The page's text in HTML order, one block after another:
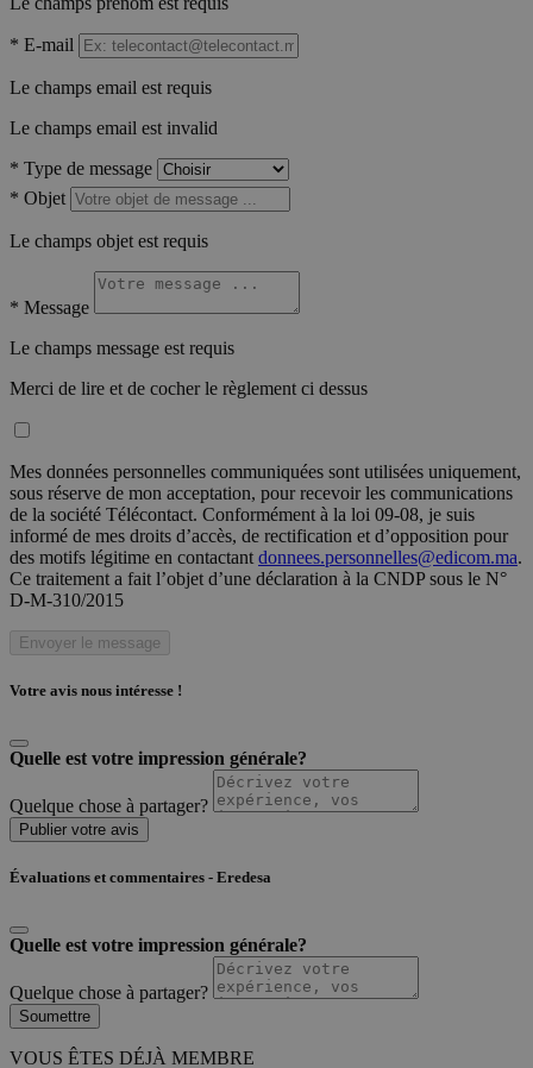
* E-mail
Le champs email est requis
Le champs email est invalid
* Type de message
* Objet
Le champs objet est requis
* Message
Le champs message est requis
Merci de lire et de cocher le règlement ci dessus
Mes données personnelles communiquées sont utilisées uniquement,
sous réserve de mon acceptation, pour recevoir les communications
de la société Télécontact. Conformément à la loi 09-08, je suis
informé de mes droits d’accès, de rectification et d’opposition pour
des motifs légitime en contactant donnees.personnelles@edicom.ma.
Ce traitement a fait l’objet d’une déclaration à la CNDP sous le N°
D-M-310/2015
Envoyer le message
Votre avis nous intéresse !
Quelle est votre impression générale?
Quelque chose à partager?
Publier votre avis
Évaluations et commentaires - Eredesa
Quelle est votre impression générale?
Quelque chose à partager?
Soumettre
VOUS ÊTES DÉJÀ MEMBRE